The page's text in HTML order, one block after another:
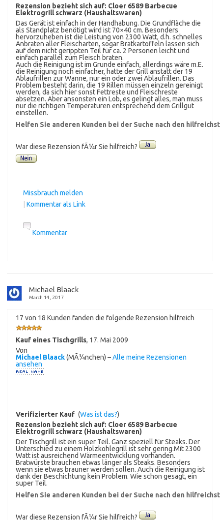
Rezension bezieht sich auf: Cloer 6589 Barbecue
Elektrogrill schwarz (Haushaltswaren)
Das Gerät ist einfach in der Handhabung. Die Grundfläche die
als Standplatz benötigt wird ist 70×40 cm. Besonders
hervorzuheben ist die Leistung von 2300 Watt, d.h. schnelles
Anbraten aller Fleischarten, sogar Bratkartoffeln lassen sich
auf dem nicht gerippten Teil für ca. 2 Personen leicht und
einfach parallel zum Fleisch braten.
Auch die Reinigung ist im Grunde einfach, allerdings wäre m.E.
die Reinigung noch einfacher, hatte der Grill anstatt der 19
Ablaufrillen zur Wanne, nur ein oder zwei Ablaufrillen. Das
Problem besteht darin, die 19 Rillen müssen einzeln gereinigt
werden, da sich hier sonst Fettreste und Fleischreste
absetzen. Aber ansonsten ein Lob, es gelingt alles, man muss
nur die richtigen Temperaturen entsprechend dem Grillgut
einstellen.
Helfen Sie anderen Kunden bei der Suche nach den
War diese Rezension fÃ¼r Sie hilfreich?
Missbrauch melden
Kommentar als Link
Kommentar
Michael Blaack
March 14, 2017
17 von 18 Kunden fanden die folgende Rezension hilfreich
Kauf eines Tischgrills, 17. Mai 2009
Von
Michael Blaack(MÃ¼nchen) –Alle meine Rezensionen
ansehen
Verifizierter Kauf (Was ist das?)
Rezension bezieht sich auf: Cloer 6589 Barbecue
Elektrogrill schwarz (Haushaltswaren)
Der Tischgrill ist ein super Teil. Ganz speziell für Steaks. Der
Unterschied zu einem Holzkohlegrill ist sehr gering.Mit 2300
Watt ist ausreichend Wärmeentwicklung vorhanden.
Bratwürste brauchen etwas länger als Steaks. Besonders
wenn sie etwas brauner werden sollen. Auch die Reinigung ist
dank der Beschichtung kein Problem. Wie schon gesagt, ein
super Teil.
Helfen Sie anderen Kunden bei der Suche nach den
War diese Rezension fÃ¼r Sie hilfreich?